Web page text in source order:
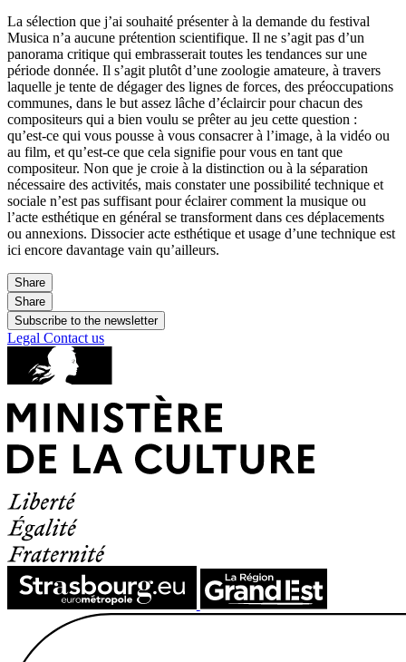
La sélection que j’ai souhaité présenter à la demande du festival
Musica n’a aucune prétention scientifique. Il ne s’agit pas d’un
panorama critique qui embrasserait toutes les tendances sur une
période donnée. Il s’agit plutôt d’une zoologie amateure, à travers
laquelle je tente de dégager des lignes de forces, des préoccupations
communes, dans le but assez lâche d’éclaircir pour chacun des
compositeurs qui a bien voulu se prêter au jeu cette question :
qu’est-ce qui vous pousse à vous consacrer à l’image, à la vidéo ou
au film, et qu’est-ce que cela signifie pour vous en tant que
compositeur. Non que je croie à la distinction ou à la séparation
nécessaire des activités, mais constater une possibilité technique et
sociale n’est pas suffisant pour éclairer comment la musique ou
l’acte esthétique en général se transforment dans ces déplacements
ou annexions. Dissocier acte esthétique et usage d’une technique est
ici encore davantage vain qu’ailleurs.
Share
Share
Subscribe to the newsletter
Legal Contact us